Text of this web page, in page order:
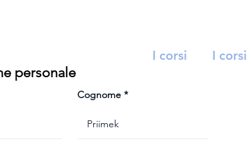
personale
Cognome
I corsi I corsi